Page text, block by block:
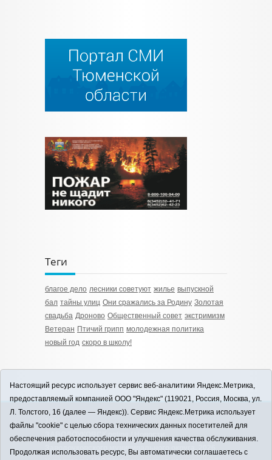
Теги
благое дело лесники советуют жилье выпускной
бал тайны улиц Они сражались за Родину Золотая
свадьба Дроново Общественный совет экстримизм
Ветеран Птичий грипп молодежная политика
новый год скоро в школу!
12+
ЗАВОДОУКОВСК online / Новости
Заводоуковского муниципального округа, 2026
Настоящий ресурс использует сервис веб-аналитики Яндекс.Метрика,
предоставляемый компанией ООО "Яндекс" (119021, Россия, Москва, ул.
Л. Толстого, 16 (далее — Яндекс)). Сервис Яндекс.Метрика использует
файлы "cookie" с целью сбора технических данных посетителей для
обеспечения работоспособности и улучшения качества обслуживания.
Продолжая использовать ресурс, Вы автоматически соглашаетесь с